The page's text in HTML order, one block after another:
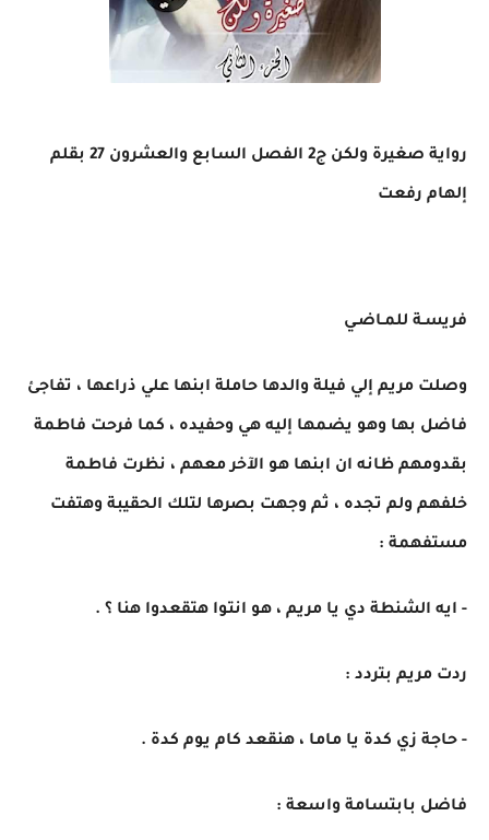
رواية صغيرة ولكن ج2 الفصل السابع والعشرون 27 بقلم
إلهام رفعت
فريسـة للمـاضـي
وصلت مريم إلي فيلة والدها حاملة ابنها علي ذراعها ، تفاجئ
فاضل بها وهو يضمها إليه هي وحفيده ، كما فرحت فاطمة
بقدومهم ظانه ان ابنها هو الآخر معهم ، نظرت فاطمة
خلفهم ولم تجده ، ثم وجهت بصرها لتلك الحقيبة وهتفت
مستفهمة :
- ايه الشنطة دي يا مريم ، هو انتوا هتقعدوا هنا ؟ .
ردت مريم بتردد :
- حاجة زي كدة يا ماما ، هنقعد كام يوم كدة .
فاضل بابتسامة واسعة :